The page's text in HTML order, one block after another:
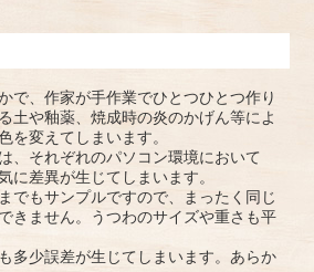
で、作家が手作業でひとつひとつ作り
土や釉薬、焼成時の炎のかげん等によ
を変えてしまいます。
、それぞれのパソコン環境において
に差異が生じてしまいます。
でもサンプルですので、まったく同じ
きません。うつわのサイズや重さも平
多少誤差が生じてしまいます。あらか